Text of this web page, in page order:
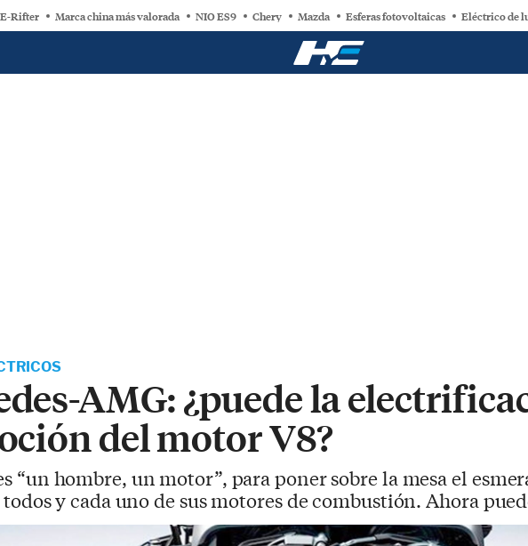
Rifter Marca china más valorada NIO ES9 Chery Mazda Esferas fotovoltaicas Eléctrico de
AMG: ¿puede la
del motor V8?
“un hombre, un motor”, para poner sobre la mesa el
y cada uno de sus motores de combustión. Ahora